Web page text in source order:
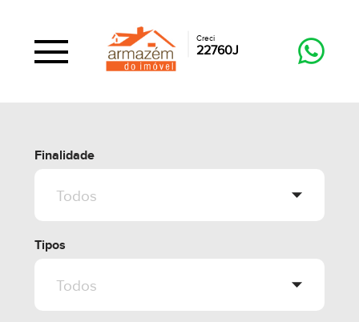
Creci
22760J
Finalidade
Tipos